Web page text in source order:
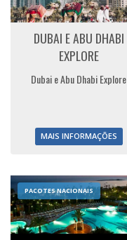
DUBAI E ABU DHABI
EXPLORE
Dubai e Abu Dhabi Explore
MAIS INFORMAÇÕES
PACOTES NACIONAIS